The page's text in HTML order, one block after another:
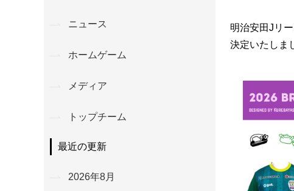
明治安田Jリ
決定いたしま
ニュース
ホームゲーム
メディア
トップチーム
最近の更新
2026年8月